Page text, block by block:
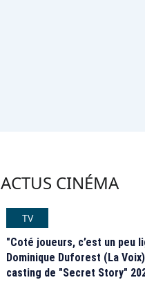
CINÉMA
TV
"Coté joueurs, c’est un peu
Dominique Duforest (La
casting de "Secret Story"